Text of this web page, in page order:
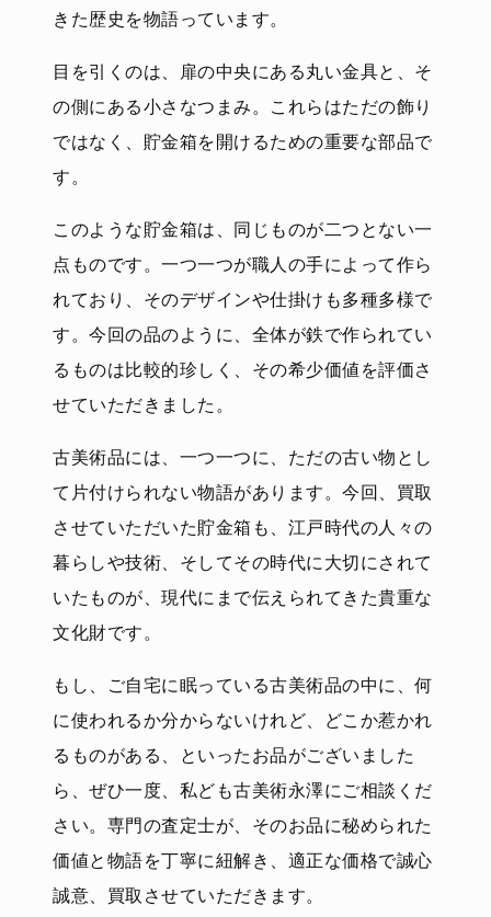
きた歴史を物語っています。
目を引くのは、扉の中央にある丸い金具と、そ
の側にある小さなつまみ。これらはただの飾り
ではなく、貯金箱を開けるための重要な部品で
す。
このような貯金箱は、同じものが二つとない一
点ものです。一つ一つが職人の手によって作ら
れており、そのデザインや仕掛けも多種多様で
す。今回の品のように、全体が鉄で作られてい
るものは比較的珍しく、その希少価値を評価さ
せていただきました。
古美術品には、一つ一つに、ただの古い物とし
て片付けられない物語があります。今回、買取
させていただいた貯金箱も、江戸時代の人々の
暮らしや技術、そしてその時代に大切にされて
いたものが、現代にまで伝えられてきた貴重な
文化財です。
もし、ご自宅に眠っている古美術品の中に、何
に使われるか分からないけれど、どこか惹かれ
るものがある、といったお品がございました
ら、ぜひ一度、私ども古美術永澤にご相談くだ
さい。専門の査定士が、そのお品に秘められた
価値と物語を丁寧に紐解き、適正な価格で誠心
誠意、買取させていただきます。